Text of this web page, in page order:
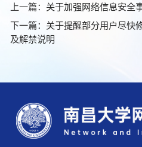
上一篇： 关于加强网络信息安全
下一篇： 关于提醒部分用户尽快
及解禁说明